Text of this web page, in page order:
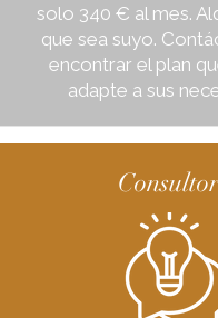
solo 340 € al mes.
que sea suyo.
encontrar el plan
adapte a sus